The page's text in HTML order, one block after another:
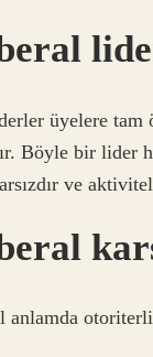
üyelere tam
Böyle bir lider
ve
anlamda